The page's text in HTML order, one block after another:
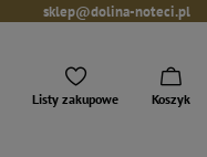
sklep@dolina-noteci.pl
Listy zakupowe Koszyk